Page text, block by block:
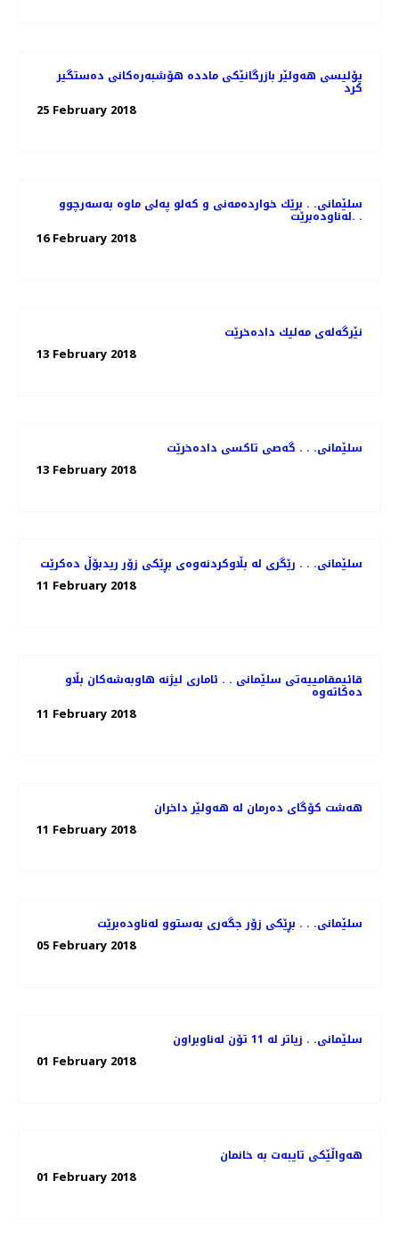
پۆلیسی هەولێر بازرگانێكی ماددە هۆشبەرەكانی دەستگیر
كرد
25 February 2018
سلێمانی. . برێك خوارده‌مه‌نی و كه‌لو په‌لی ماوه‌ به‌سه‌رچوو
له‌ناوده‌برێت. .
16 February 2018
نێرگه‌له‌ی مه‌لیك داده‌خرێت
13 February 2018
سلێمانی. . . گه‌صی تاكسی داده‌خرێت
13 February 2018
سلێمانی. . . رێگری له‌ بڵاوكردنه‌وه‌ی بڕێكی زۆر ریدبۆڵ ده‌كرێت
11 February 2018
قائیمقامییه‌تی سلێمانی . . ئاماری لیژنه‌ هاوبه‌شه‌كان بڵاو
11 February 2018
هەشت كۆگای دەرمان لە هەولێر داخران
11 February 2018
سلێمانی. . . بڕێكی زۆر جگه‌ری به‌ستوو له‌ناوده‌برێت
05 February 2018
سلێمانی. . زیاتر له‌ 11 تۆن له‌ناوبراون
01 February 2018
هه‌واڵێكی تایبه‌ت به‌ خانمان
01 February 2018